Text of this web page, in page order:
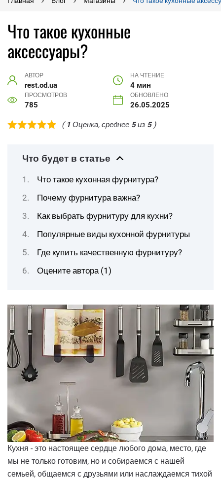
Что такое кухонные
аксессуары?
АВТОР
rest.od.ua
НА ЧТЕНИЕ
4 мин
ПРОСМОТРОВ
785
ОБНОВЛЕНО
26.05.2025
( 1 Оценка, среднее 5из 5)
Что будет в статье
Что такое кухонная фурнитура?
Почему фурнитура важна?
Как выбрать фурнитуру для кухни?
Популярные виды кухонной фурнитуры
Где купить качественную фурнитуру?
Оцените автора (1)
Кухня - это настоящее сердце любого дома, место, где
мы не только готовим, но и собираемся с нашей
семьей, общаемся с друзьями или наслаждаемся тихой